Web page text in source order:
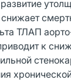
ТЛАП
к